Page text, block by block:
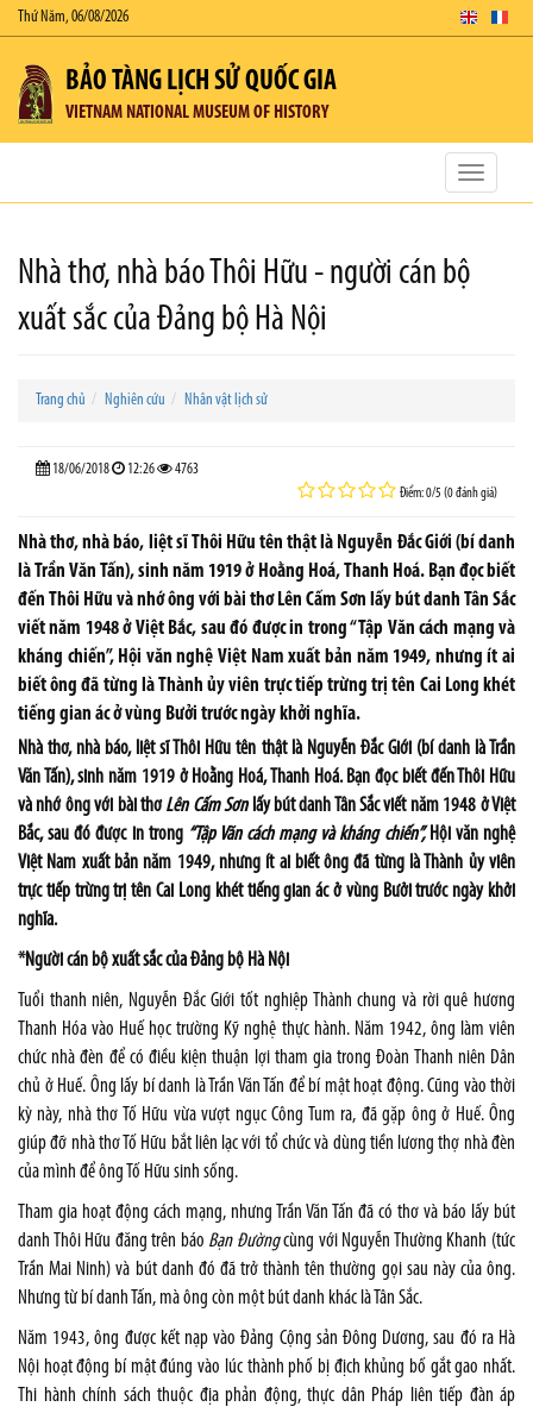
Thứ Năm, 06/08/2026
BẢO TÀNG LỊCH SỬ QUỐC GIA
VIETNAM NATIONAL MUSEUM OF HISTORY
Toggle
Nhà thơ, nhà báo Thôi Hữu - người cán bộ
xuất sắc của Đảng bộ Hà Nội
Trang chủ Nghiên cứu Nhân vật lịch sử
18/06/2018 12:26 4763
Điểm: 0/5 (0 đánh giá)
Nhà thơ, nhà báo, liệt sĩ Thôi Hữu tên thật là Nguyễn Đắc Giới (bí danh
là Trần Văn Tấn), sinh năm 1919 ở Hoằng Hoá, Thanh Hoá. Bạn đọc biết
đến Thôi Hữu và nhớ ông với bài thơ Lên Cấm Sơn lấy bút danh Tân Sắc
viết năm 1948 ở Việt Bắc, sau đó được in trong “Tập Văn cách mạng và
kháng chiến”, Hội văn nghệ Việt Nam xuất bản năm 1949, nhưng ít ai
biết ông đã từng là Thành ủy viên trực tiếp trừng trị tên Cai Long khét
tiếng gian ác ở vùng Bưởi trước ngày khởi nghĩa.
Nhà thơ, nhà báo, liệt sĩ Thôi Hữu tên thật là Nguyễn Đắc Giới (bí danh là Trần
Văn Tấn), sinh năm 1919 ở Hoằng Hoá, Thanh Hoá. Bạn đọc biết đến Thôi Hữu
và nhớ ông với bài thơLên Cấm Sơnlấy bút danh Tân Sắc viết năm 1948 ở Việt
Bắc, sau đó được in trong “Tập Văn cách mạng và kháng chiến”,Hội văn nghệ
Việt Nam xuất bản năm 1949, nhưng ít ai biết ông đã từng là Thành ủy viên
trực tiếp trừng trị tên Cai Long khét tiếng gian ác ở vùng Bưởi trước ngày khởi
nghĩa.
*Người cán bộ xuất sắc của Đảng bộ Hà Nội
Tuổi thanh niên, Nguyễn Đắc Giới tốt nghiệp Thành chung và rời quê hương
Thanh Hóa vào Huế học trường Kỹ nghệ thực hành. Năm 1942, ông làm viên
chức nhà đèn để có điều kiện thuận lợi tham gia trong Đoàn Thanh niên Dân
chủ ở Huế. Ông lấy bí danh là Trần Văn Tấn để bí mật hoạt động. Cũng vào thời
kỳ này, nhà thơ Tố Hữu vừa vượt ngục Công Tum ra, đã gặp ông ở Huế. Ông
giúp đỡ nhà thơ Tố Hữu bắt liên lạc với tổ chức và dùng tiền lương thợ nhà đèn
của mình để ông Tố Hữu sinh sống.
Tham gia hoạt động cách mạng, nhưng Trần Văn Tấn đã có thơ và báo lấy bút
danh Thôi Hữu đăng trên báo Bạn Đườngcùng với Nguyễn Thường Khanh (tức
Trần Mai Ninh) và bút danh đó đã trở thành tên thường gọi sau này của ông.
Nhưng từ bí danh Tấn, mà ông còn một bút danh khác là Tân Sắc.
Năm 1943, ông được kết nạp vào Đảng Cộng sản Đông Dương, sau đó ra Hà
Nội hoạt động bí mật đúng vào lúc thành phố bị địch khủng bố gắt gao nhất.
Thi hành chính sách thuộc địa phản động, thực dân Pháp liên tiếp đàn áp